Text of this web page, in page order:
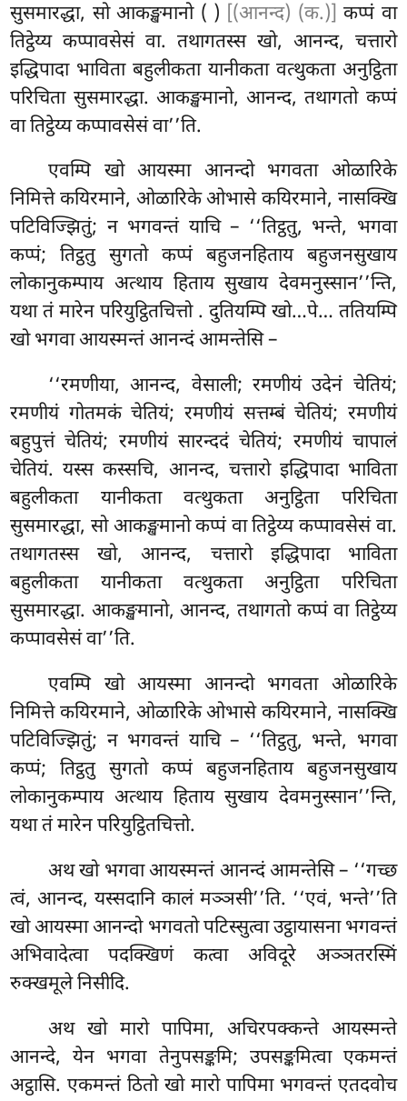
सुसमारद्धा, सो आकङ्खमानो ( ) [(आनन्द) (क.)] कप्पं वा
तिट्ठेय्य कप्पावसेसं वा. तथागतस्स खो, आनन्द, चत्तारो
इद्धिपादा भाविता बहुलीकता यानीकता वत्थुकता अनुट्ठिता
परिचिता सुसमारद्धा. आकङ्खमानो, आनन्द, तथागतो कप्पं
वा तिट्ठेय्य कप्पावसेसं वा’’ति.
एवम्पि खो आयस्मा आनन्दो भगवता ओळारिके
निमित्ते कयिरमाने, ओळारिके ओभासे कयिरमाने, नासक्खि
पटिविज्झितुं; न भगवन्तं याचि – ‘‘तिट्ठतु, भन्ते, भगवा
कप्पं; तिट्ठतु सुगतो कप्पं बहुजनहिताय बहुजनसुखाय
लोकानुकम्पाय अत्थाय हिताय सुखाय देवमनुस्सान’’न्ति,
यथा तं मारेन परियुट्ठितचित्तो . दुतियम्पि खो…पे… ततियम्पि
खो भगवा आयस्मन्तं आनन्दं आमन्तेसि –
‘‘रमणीया, आनन्द, वेसाली; रमणीयं उदेनं चेतियं;
रमणीयं गोतमकं चेतियं; रमणीयं सत्तम्बं चेतियं; रमणीयं
बहुपुत्तं चेतियं; रमणीयं सारन्ददं चेतियं; रमणीयं चापालं
चेतियं. यस्स कस्सचि, आनन्द, चत्तारो इद्धिपादा भाविता
बहुलीकता यानीकता वत्थुकता अनुट्ठिता परिचिता
सुसमारद्धा, सो आकङ्खमानो कप्पं वा तिट्ठेय्य कप्पावसेसं वा.
तथागतस्स खो, आनन्द, चत्तारो इद्धिपादा भाविता
बहुलीकता यानीकता वत्थुकता अनुट्ठिता परिचिता
सुसमारद्धा. आकङ्खमानो, आनन्द, तथागतो कप्पं वा तिट्ठेय्य
कप्पावसेसंवा’’ति.
एवम्पि खो आयस्मा आनन्दो भगवता ओळारिके
निमित्ते कयिरमाने, ओळारिके ओभासे कयिरमाने, नासक्खि
पटिविज्झितुं; न भगवन्तं याचि – ‘‘तिट्ठतु, भन्ते, भगवा
कप्पं; तिट्ठतु सुगतो कप्पं बहुजनहिताय बहुजनसुखाय
लोकानुकम्पाय अत्थाय हिताय सुखाय देवमनुस्सान’’न्ति,
यथा तं मारेन परियुट्ठितचित्तो.
अथ खो भगवा आयस्मन्तं आनन्दं आमन्तेसि – ‘‘गच्छ
त्वं, आनन्द, यस्सदानि कालं मञ्ञसी’’ति. ‘‘एवं, भन्ते’’ति
खो आयस्मा आनन्दो भगवतोपटिस्सुत्वा उट्ठायासना भगवन्तं
अभिवादेत्वा पदक्खिणं कत्वा अविदूरे अञ्ञतरस्मिं
रुक्खमूले निसीदि.
अथ खो मारो पापिमा, अचिरपक्कन्ते आयस्मन्ते
आनन्दे, येन भगवा तेनुपसङ्कमि; उपसङ्कमित्वा एकमन्तं
अट्ठासि. एकमन्तं ठितो खो मारो पापिमा भगवन्तं एतदवोच